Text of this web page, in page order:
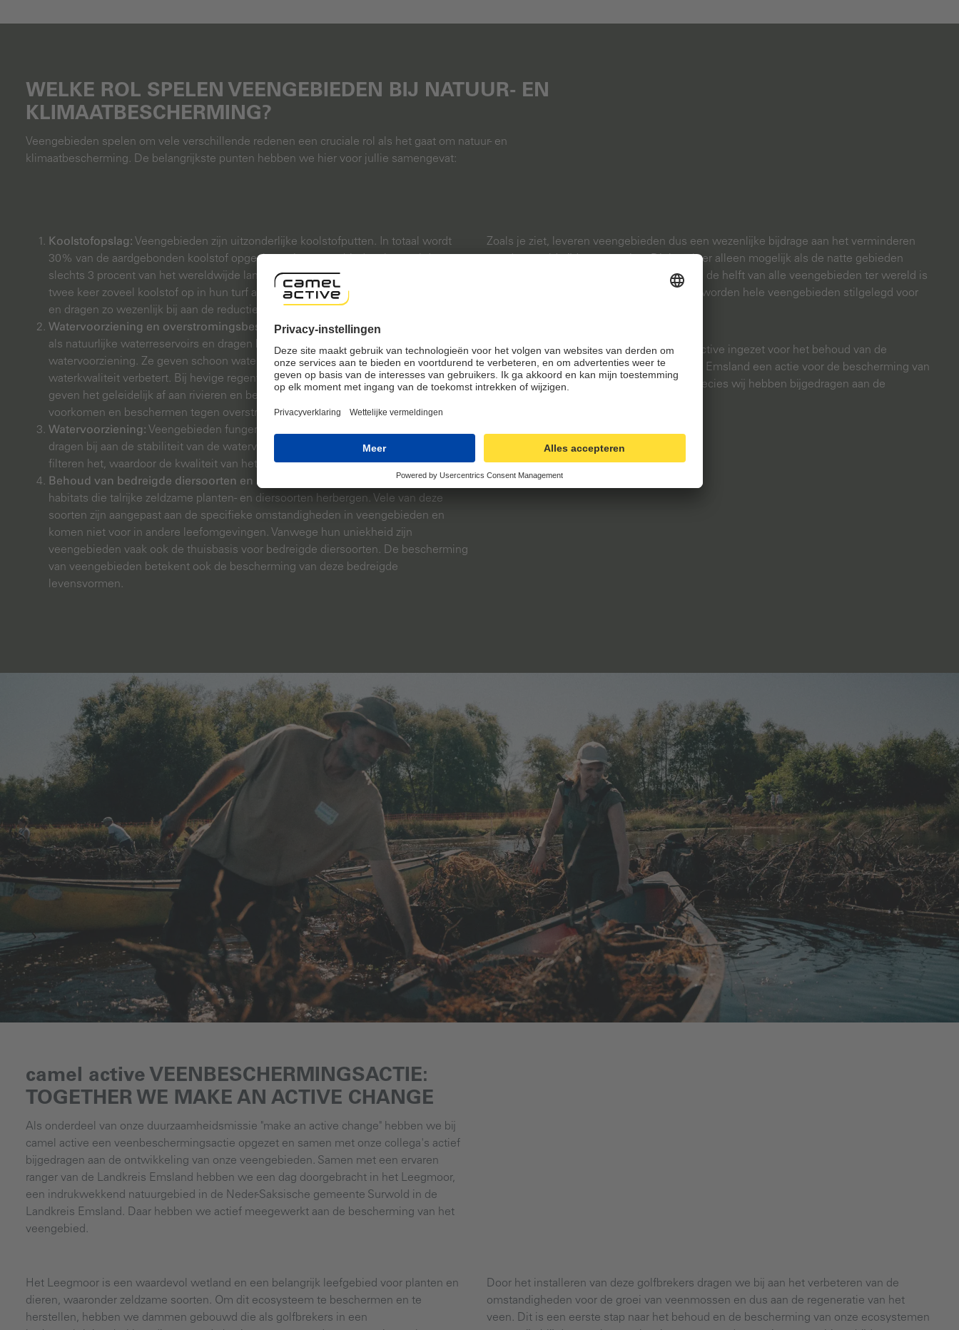
WELKE ROL SPELEN VEENGEBIEDEN BIJ NATUUR- EN
KLIMAATBESCHERMING?
Veengebieden spelen om vele verschillende redenen een cruciale rol als het gaat om natuur- en
klimaatbescherming. De belangrijkste punten hebben we hier voor jullie samengevat:
Koolstofopslag: Veengebieden zijn uitzonderlijke koolstofputten. In totaal wordt
30% van de aardgebonden koolstof opgeslagen in veengebieden, hoewel deze
slechts 3 procent van het wereldwijde landoppervlak beslaan. Daarmee slaan ze
twee keer zoveel koolstof op in hun turf als er wereldwijd in alle bossen aanwezig is
en dragen zo wezenlijk bij aan de reductie van CO2 in de atmosfeer.
Watervoorziening en overstromingsbescherming:Veengebieden fungeren ook
als natuurlijke waterreservoirs en dragen bij aan de stabiliteit van de
watervoorziening. Ze geven schoon water vrij en filteren het, waardoor de
waterkwaliteit verbetert. Bij hevige regenval absorberen ze het regenwater en
geven het geleidelijk af aan rivieren en beken. Zo helpen ze overstromingen te
voorkomen en beschermen tegen overstromingen.
Watervoorziening: Veengebieden fungeren ook als natuurlijke waterreservoirs en
dragen bij aan de stabiliteit van de watervoorziening. Ze geven schoon water vrij en
filteren het, waardoor de kwaliteit van het water verbetert.
Behoud van bedreigde diersoorten en biodiversiteit:
Veengebieden zijn unieke
habitats die talrijke zeldzame planten- en diersoorten herbergen. Vele van deze
soorten zijn aangepast aan de specifieke omstandigheden in veengebieden en
komen niet voor in andere leefomgevingen. Vanwege hun uniekheid zijn
veengebieden vaak ook de thuisbasis voor bedreigde diersoorten. De bescherming
van veengebieden betekent ook de bescherming van deze bedreigde
levensvormen.
Zoals je ziet, leveren veengebieden dus een wezenlijke bijdrage aan het verminderen
van de wereldwijde opwarming. Dit is echter alleen mogelijk als de natte gebieden
behouden en gerevitaliseerd worden. Bijna de helft van alle veengebieden ter wereld is
echter uitgedroogd of beschadigd en vaak worden hele veengebieden stilgelegd voor
Om deze reden hebben wij ons bij camel active ingezet voor het behoud van de
veengebieden en samen met de Landkreis Emsland een actie voor de bescherming van
veengebieden opgezet. Hier lees je hoe precies wij hebben bijgedragen aan de
camel active VEENBESCHERMINGSACTIE:
TOGETHER WE MAKE AN ACTIVE CHANGE
Als onderdeel van onze duurzaamheidsmissie "make an active change" hebben we bij
camel active een veenbeschermingsactie opgezet en samen met onze collega's actief
bijgedragen aan de ontwikkeling van onze veengebieden. Samen met een ervaren
ranger van de Landkreis Emsland hebben we een dag doorgebracht in het Leegmoor,
een indrukwekkend natuurgebied in de Neder-Saksische gemeente Surwold in de
Landkreis Emsland. Daar hebben we actief meegewerkt aan de bescherming van het
veengebied.
Het Leegmoor is een waardevol wetland en een belangrijk leefgebied voor planten en
dieren, waaronder zeldzame soorten. Om dit ecosysteem te beschermen en te
herstellen, hebben we dammen gebouwd die als golfbrekers in een
Door het installeren van deze golfbrekers dragen we bij aan het verbeteren van de
omstandigheden voor de groei van veenmossen en dus aan de regeneratie van het
veen. Dit is een eerste stap naar het behoud en de bescherming van onze ecosystemen